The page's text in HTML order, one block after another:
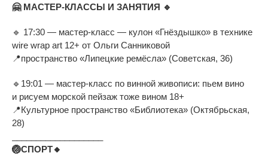
🤗 МАСТЕР-КЛАССЫ И ЗАНЯТИЯ 🔹
🔹 17:30 — мастер-класс — кулон «Гнёздышко» в технике
wire wrap art 12+ от Ольги Санниковой
📍пространство «Липецкие ремёсла» (Советская, 36)
🔹 19:01 — мастер-класс по винной живописи: пьем вино
и рисуем морской пейзаж тоже вином 18+
📍Культурное пространство «Библиотека» (Октябрьская,
28)
🏐СПОРТ🔸